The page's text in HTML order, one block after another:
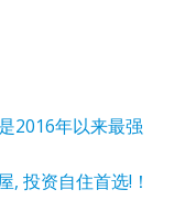
2016年以来最强
, 投资自住首选!！